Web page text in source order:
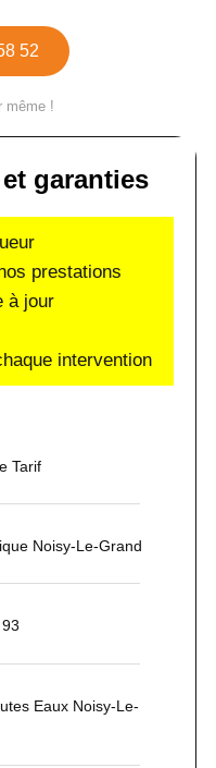
52
même !
garanties
prestations
à jour
intervention
Tarif
Noisy-Le-Grand
Eaux Noisy-Le-